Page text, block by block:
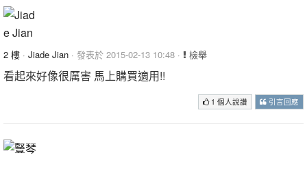
2 樓 · Jiade Jian · 發表於 2015-02-13 10:48 · 檢舉
看起來好像很厲害 馬上購買適用!!
1 個人說讚 引言回應